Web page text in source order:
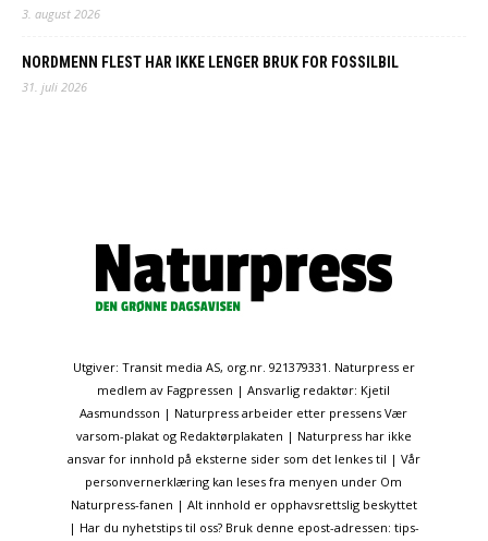
3. august 2026
NORDMENN FLEST HAR IKKE LENGER BRUK FOR FOSSILBIL
31. juli 2026
Utgiver: Transit media AS, org.nr. 921379331. Naturpress er
medlem av Fagpressen | Ansvarlig redaktør: Kjetil
Aasmundsson | Naturpress arbeider etter pressens Vær
varsom-plakat og Redaktørplakaten | Naturpress har ikke
ansvar for innhold på eksterne sider som det lenkes til | Vår
personvernerklæring kan leses fra menyen under Om
Naturpress-fanen | Alt innhold er opphavsrettslig beskyttet
| Har du nyhetstips til oss? Bruk denne epost-adressen: tips-